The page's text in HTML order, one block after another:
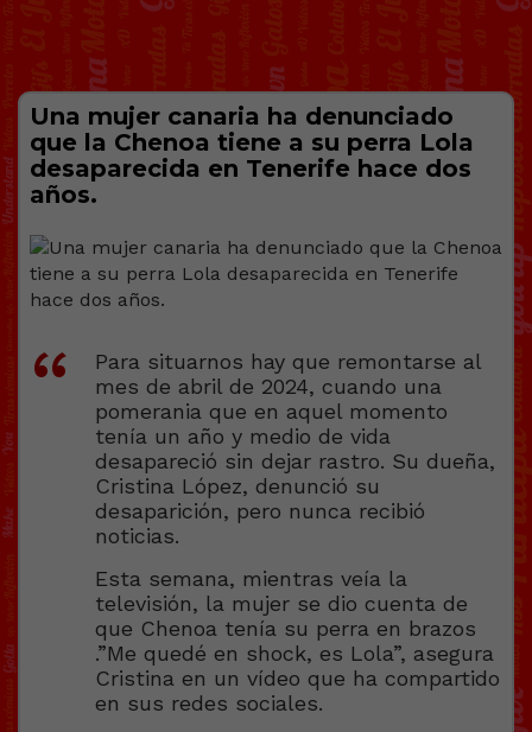
Una mujer canaria ha denunciado
que la Chenoa tiene a su perra Lola
desaparecida en Tenerife hace dos
años.
Para situarnos hay que remontarse al
mes de abril de 2024, cuando una
pomerania que en aquel momento
tenía un año y medio de vida
desapareció sin dejar rastro. Su dueña,
Cristina López, denunció su
desaparición, pero nunca recibió
noticias.
Esta semana, mientras veía la
televisión, la mujer se dio cuenta de
que Chenoa tenía su perra en brazos
.”Me quedé en shock, es Lola”, asegura
Cristina en un vídeo que ha compartido
en sus redes sociales.